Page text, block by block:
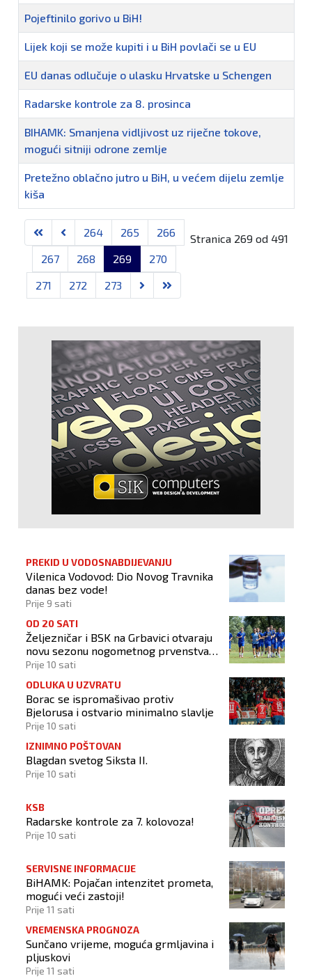
Članci
Pojeftinilo gorivo u BiH!
Lijek koji se može kupiti i u BiH povlači se u EU
EU danas odlučuje o ulasku Hrvatske u Schengen
Radarske kontrole za 8. prosinca
BIHAMK: Smanjena vidljivost uz riječne tokove,
mogući sitniji odrone zemlje
Pretežno oblačno jutro u BiH, u većem dijelu zemlje
kiša
Stranica 269 od 491
264 265
266
267
268 269
270
271
272 273
PREKID U VODOSNABDIJEVANJU
Vilenica Vodovod: Dio Novog Travnika
danas bez vode!
Prije 9 sati
OD 20 SATI
Željezničar i BSK na Grbavici otvaraju
novu sezonu nogometnog prvenstva
BiH
Prije 10 sati
ODLUKA U UZVRATU
Borac se ispromašivao protiv
Bjelorusa i ostvario minimalno slavlje
Prije 10 sati
IZNIMNO POŠTOVAN
Blagdan svetog Siksta II.
Prije 10 sati
KSB
Radarske kontrole za 7. kolovoza!
Prije 10 sati
SERVISNE INFORMACIJE
BiHAMK: Pojačan intenzitet prometa,
mogući veći zastoji!
Prije 11 sati
VREMENSKA PROGNOZA
Sunčano vrijeme, moguća grmljavina i
pljuskovi
Prije 11 sati